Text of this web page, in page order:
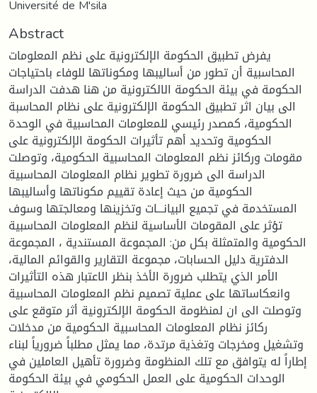
Université de M'sila
Abstract
يفرض تطبيق الحكومة الإلكترونية على نظم المعلومات
المحاسبية أن تطور من أساليبها ومكوناتها للوفاء باحتياجات
الحكومة في بيئة الحكومة الالكترونية من هنا هدفت الدراسة
الى بيان اثر تطبيق الحكومة الإلكترونية على نظام المحاسبة
الحكومية، كمصدر رئيسي للمعلومات المحاسبية في الوحدة
الحكومية وتحديد أهم تأثيرات الحكومة الإلكترونية على
مقومات وركائز نظم المعلومات المحاسبية الحكومية، وتوصلت
الدراسة الى ضرورة تطوير نظام المعلومات المحاسبية
الحكومية من حيث إعادة تقييم مكوناتها وأساليبها
المستخدمة في تجميع البيانـــات وتخزينها ومعالجتها وسوف
تؤثر على المقومات الأساسية لنظم المعلومات المحاسبية
الحكومية والمتمثلة بكل من: المجموعة المستندية ، المجموعة
الدفترية دليل الحسابات، مجموعة التقارير والقوائم المالية،
الأمر الذي يتطلب ضرورة الأخذ بنظر الاعتبار هذه التأثيرات
وانعكاساتها على عملية تصميم نظم المعلومات المحاسبية
وتوصلت الى ان لمنظومة الحكومة الإلكترونية أثر متوقع على
ركائز نظام المعلومات المحاسبية الحكومية من مدخلات
وتشغيل ومخرجات وتغذية مرتدة، مما يمثل مطلباً ضرورياً لبناء
إطاراً له يتوافق مع تلك المنظومة وضرورة تأهيل العاملين في
الوحدات الحكومية على العمل الحكومي في بيئة الحكومة